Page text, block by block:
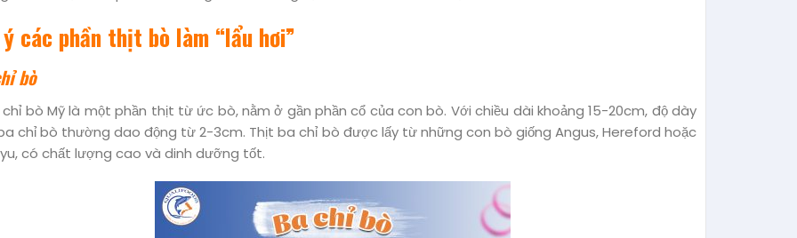
ý các phần thịt bò làm “lẩu hơi”
bò
chỉ bò Mỹ là một phần thịt từ ức bò, nằm ở gần phần cổ của con bò. Với chiều dài khoảng 15-20cm, độ dày
chỉ bò thường dao động từ 2-3cm. Thịt ba chỉ bò được lấy từ những con bò giống Angus, Hereford hoặc
có chất lượng cao và dinh dưỡng tốt.